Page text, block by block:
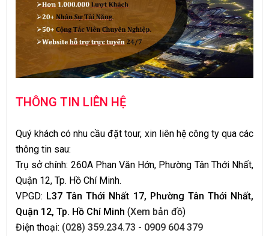
THÔNG TIN LIÊN HỆ
Quý khách có nhu cầu đặt tour, xin liên hệ công ty qua các
thông tin sau:
Trụ sở chính: 260A Phan Văn Hớn, Phường Tân Thới Nhất,
Quận 12, Tp. Hồ Chí Minh.
VPGD: L37 Tân Thới Nhất 17, Phường Tân Thới Nhất,
Quận 12, Tp. Hồ Chí Minh (Xem bản đồ)
Điện thoại: (028) 359.234.73 - 0909 604 379